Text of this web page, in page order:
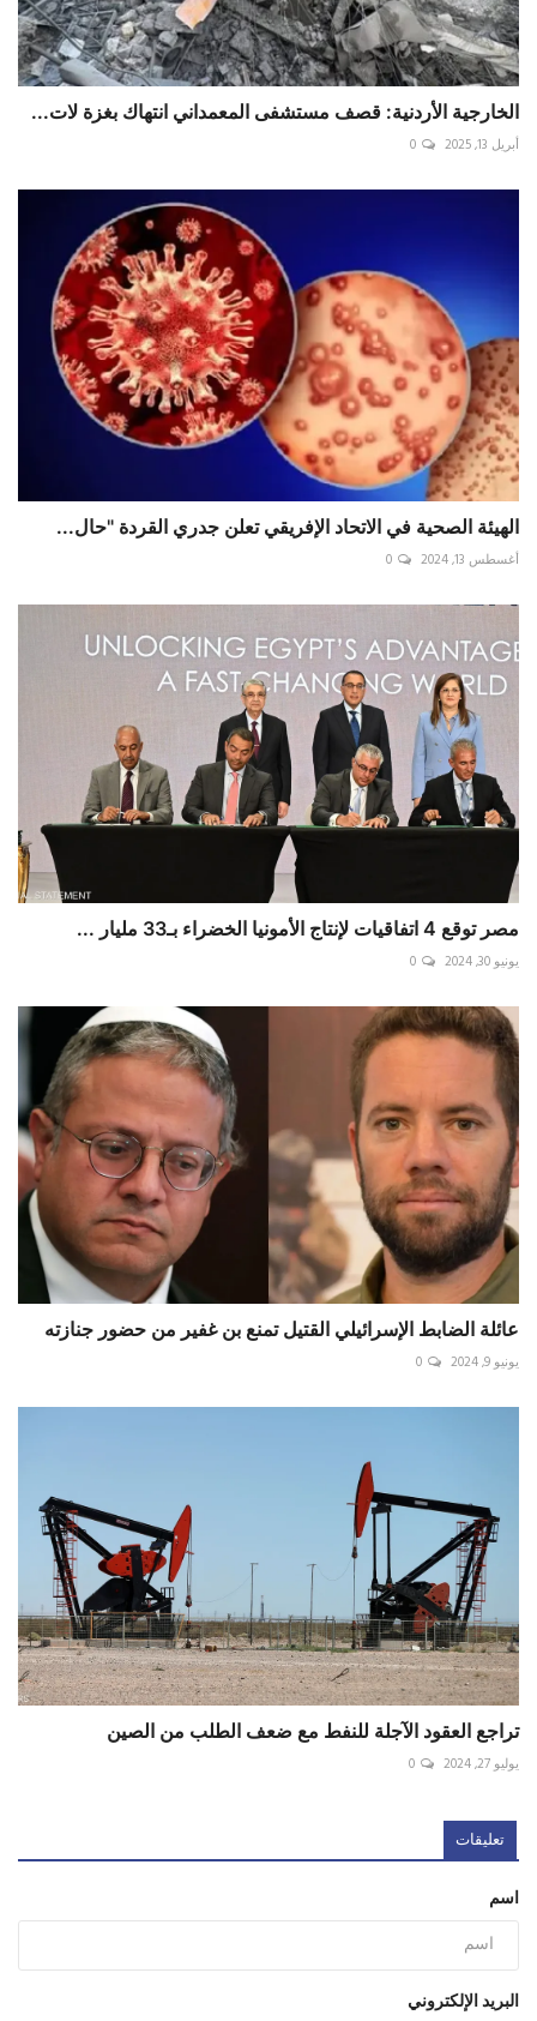
الخارجية الأردنية: قصف مستشفى المعمداني انتهاك بغزة لات...
أبريل 13, 2025 0
الهيئة الصحية في الاتحاد الإفريقي تعلن جدري القردة "حال...
أغسطس 13, 2024 0
مصر توقع 4 اتفاقيات لإنتاج الأمونيا الخضراء بـ33 مليار ...
يونيو 30, 2024 0
عائلة الضابط الإسرائيلي القتيل تمنع بن غفير من حضور جنازته
يونيو 9, 2024 0
تراجع العقود الآجلة للنفط مع ضعف الطلب من الصين
يوليو 27, 2024 0
تعليقات
اسم
البريد الإلكتروني